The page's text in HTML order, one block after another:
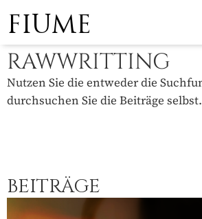
FIUME
RAWWRITTING
Nutzen Sie die entweder die
durchsuchen Sie die Beiträge selbst.
BEITRÄGE